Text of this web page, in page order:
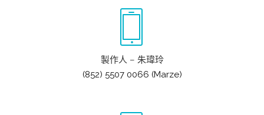
製作人 – 朱瑋玲
(852) 5507 0066 (Marze)